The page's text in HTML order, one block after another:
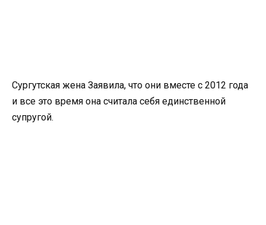
Сургутская жена Заявила, что они вместе с 2012 года
и все это время она считала себя единственной
супругой.